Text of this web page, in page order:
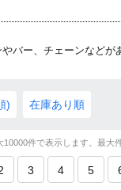
バー、チェーンなどが
) 在庫あり順
件で表示します。最大
3 4 5